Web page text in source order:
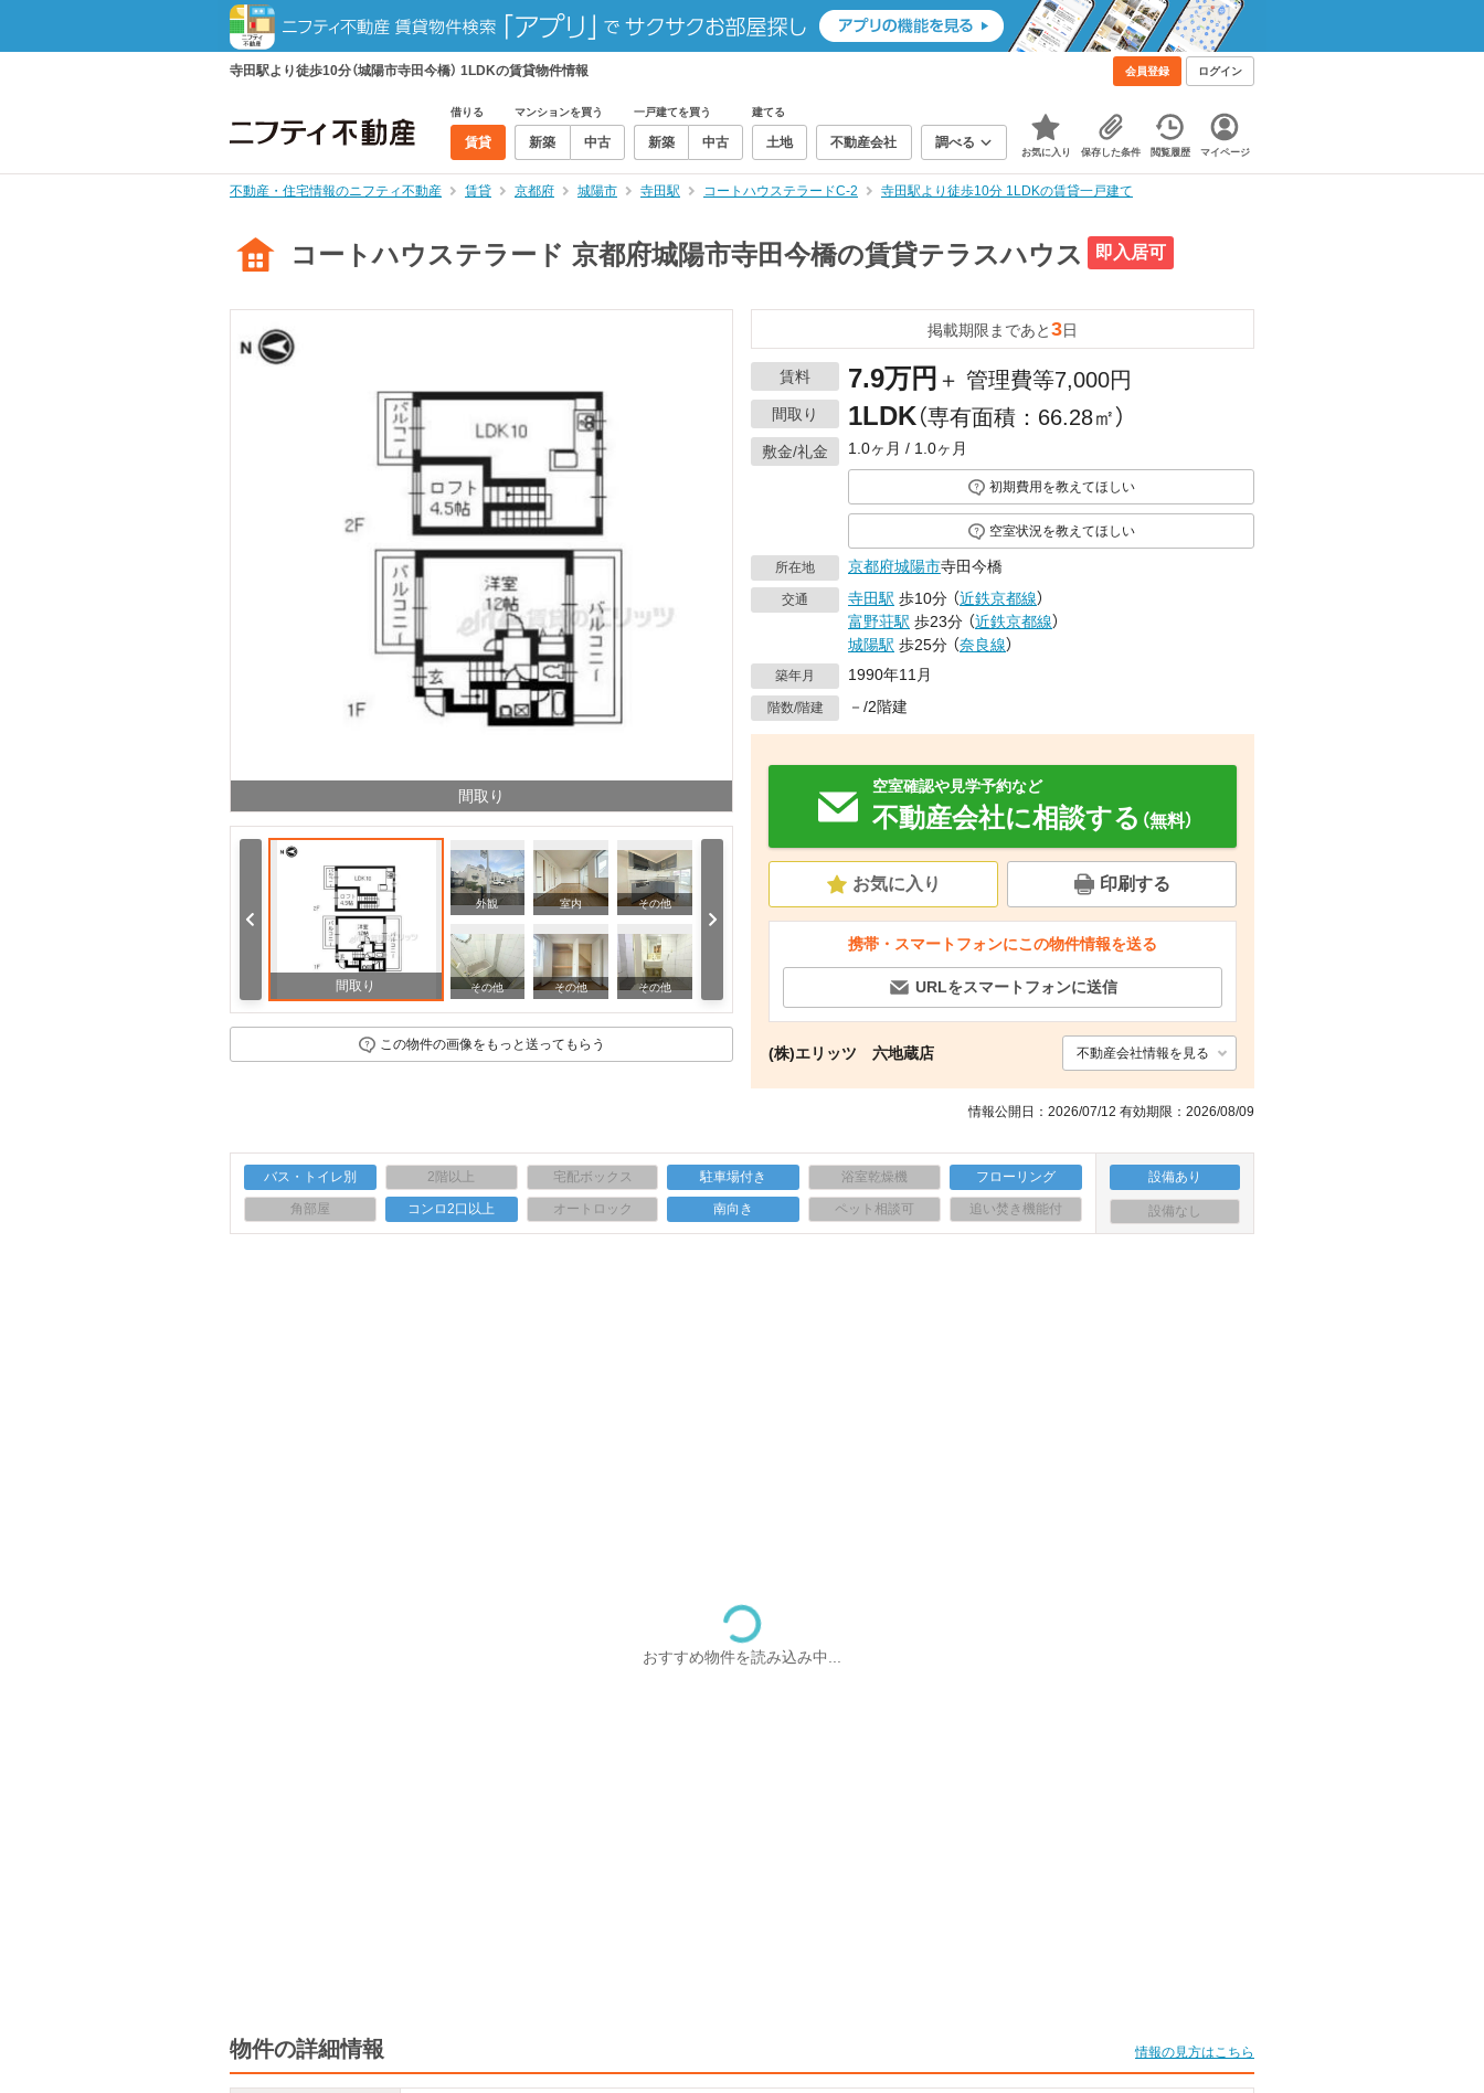
寺田駅より徒歩10分（城陽市寺田今橋） 1LDKの賃貸物件情報 会員登録 ログイン
借りる
賃貸
マンションを買う
新築 中古
一戸建てを買う
新築 中古
建てる
土地 不動産会社 調べる
お気に入り 保存した条件 閲覧履歴 マイページ
不動産・住宅情報のニフティ不動産 賃貸 京都府 城陽市 寺田駅 コートハウステラードC-2 寺田駅より徒歩10分 1LDKの賃貸一戸建て
コートハウステラード 京都府城陽市寺田今橋の賃貸テラスハウス 即入居可
間取り
間取り
外観 室内 その他
その他 その他 その他
その他 その他 その他
その他 その他
この物件の画像をもっと送ってもらう
掲載期限まであと3日
賃料 7.9万円 ＋ 管理費等7,000円
間取り 1LDK（専有面積：66.28㎡）
敷金/礼金 1.0ヶ月 / 1.0ヶ月
初期費用を教えてほしい
空室状況を教えてほしい
所在地 京都府城陽市寺田今橋
交通 寺田駅 歩10分 （近鉄京都線）
富野荘駅 歩23分 （近鉄京都線）
城陽駅 歩25分 （奈良線）
築年月 1990年11月
階数/階建 －/2階建
空室確認や見学予約など
不動産会社に相談する （無料）
お気に入り 印刷する
携帯・スマートフォンにこの物件情報を送る
URLをスマートフォンに送信
(株)エリッツ 六地蔵店 不動産会社情報を見る
情報公開日：2026/07/12 有効期限：2026/08/09
バス・トイレ別 2階以上 宅配ボックス 駐車場付き 浴室乾燥機 フローリング
角部屋 コンロ2口以上 オートロック 南向き ペット相談可 追い焚き機能付
設備あり
設備なし
おすすめ物件を読み込み中...
物件の詳細情報 情報の見方はこちら